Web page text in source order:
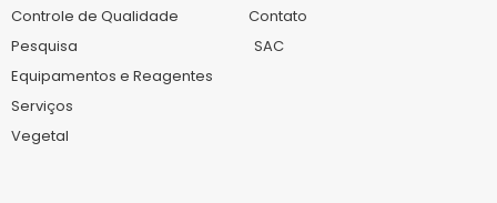
Controle de Qualidade
Pesquisa
Equipamentos e Reagentes
Serviços
Vegetal
Contato
SAC